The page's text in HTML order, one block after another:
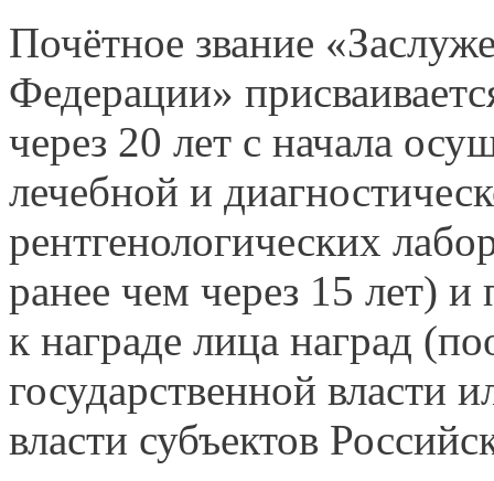
Почётное звание
Федерации»
через 20 лет с начала
лечебной и
рентгенологических
ранее чем через 15 лет)
к награде лица наград
государственной власти
власти субъектов